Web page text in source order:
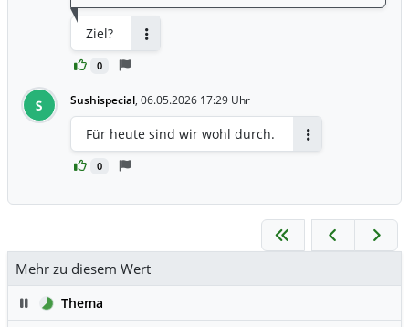
0
Ziel?
S Sushispecial, 06.05.2026 17:29 Uhr
0
Für heute sind wir wohl durch.
Mehr zu diesem Wert
PauseThema